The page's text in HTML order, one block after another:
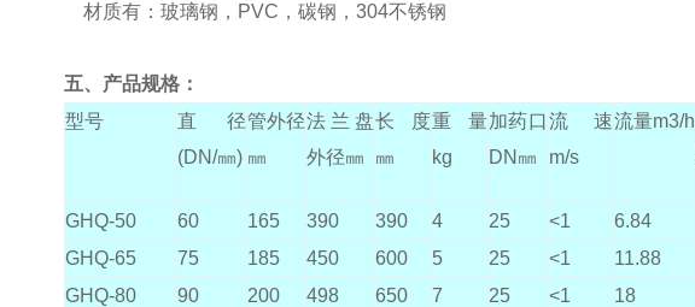
材质有： 玻璃钢，PVC，碳钢，304不锈钢
五、产品规格：
型号
直径
(DN/㎜)
管外径
㎜
法兰盘
外径㎜
长度
㎜
重量
kg
加药口
DN㎜
流速
m/s
流量m3/h
GHQ-50 60 165 390 390 4 25 <1
6.84
GHQ-65
75 185 450 600 5 25 <1
11.88
GHQ-80
90 200 498 650 7 25 <1
18